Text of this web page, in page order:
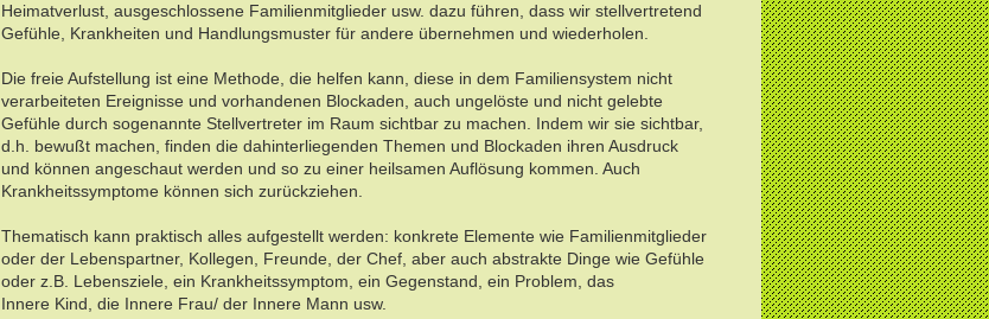
Heimatverlust, ausgeschlossene Familienmitglieder usw. dazu führen, dass wir stellvertretend
Gefühle, Krankheiten und Handlungsmuster für andere übernehmen und wiederholen.
Die freie Aufstellung ist eine Methode, die helfen kann, diese in dem Familiensystem nicht
verarbeiteten Ereignisse und vorhandenen Blockaden, auch ungelöste und nicht gelebte
Gefühle durch sogenannte Stellvertreter im Raum sichtbar zu machen. Indem wir sie sichtbar,
d.h. bewußt machen, finden die dahinterliegenden Themen und Blockaden ihren Ausdruck
und können angeschaut werden und so zu einer heilsamen Auflösung kommen. Auch
Krankheitssymptome können sich zurückziehen.
Thematisch kann praktisch alles aufgestellt werden: konkrete Elemente wie Familienmitglieder
oder der Lebenspartner, Kollegen, Freunde, der Chef, aber auch abstrakte Dinge wie Gefühle
oder z.B. Lebensziele, ein Krankheitssymptom, ein Gegenstand, ein Problem, das
Innere Kind, die Innere Frau/ der Innere Mann usw.